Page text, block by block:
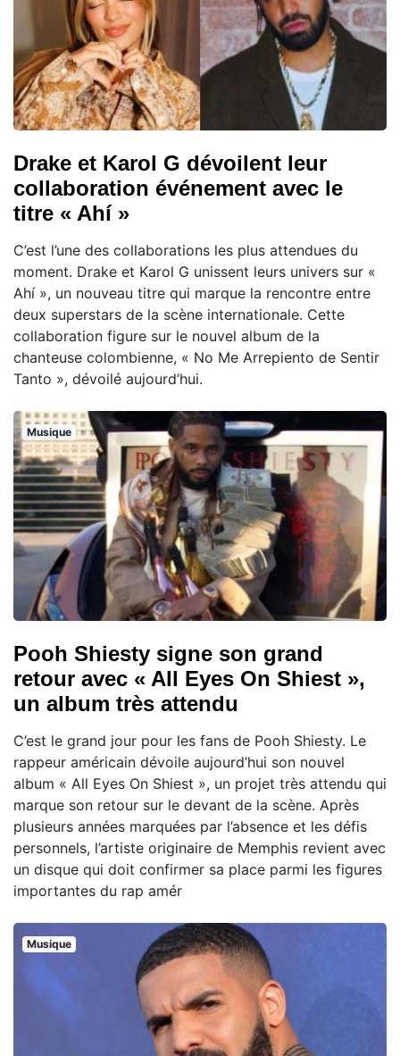
Drake et Karol G dévoilent leur
collaboration événement avec le
titre « Ahí »
C’est l’une des collaborations les plus attendues du
moment. Drake et Karol G unissent leurs univers sur «
Ahí », un nouveau titre qui marque la rencontre entre
deux superstars de la scène internationale. Cette
collaboration figure sur le nouvel album de la
chanteuse colombienne, « No Me Arrepiento de Sentir
Tanto », dévoilé aujourd’hui.
Musique
Pooh Shiesty signe son grand
retour avec « All Eyes On Shiest »,
un album très attendu
C’est le grand jour pour les fans de Pooh Shiesty. Le
rappeur américain dévoile aujourd’hui son nouvel
album « All Eyes On Shiest », un projet très attendu qui
marque son retour sur le devant de la scène. Après
plusieurs années marquées par l’absence et les défis
personnels, l’artiste originaire de Memphis revient avec
un disque qui doit confirmer sa place parmi les figures
importantes du rap amér
Musique